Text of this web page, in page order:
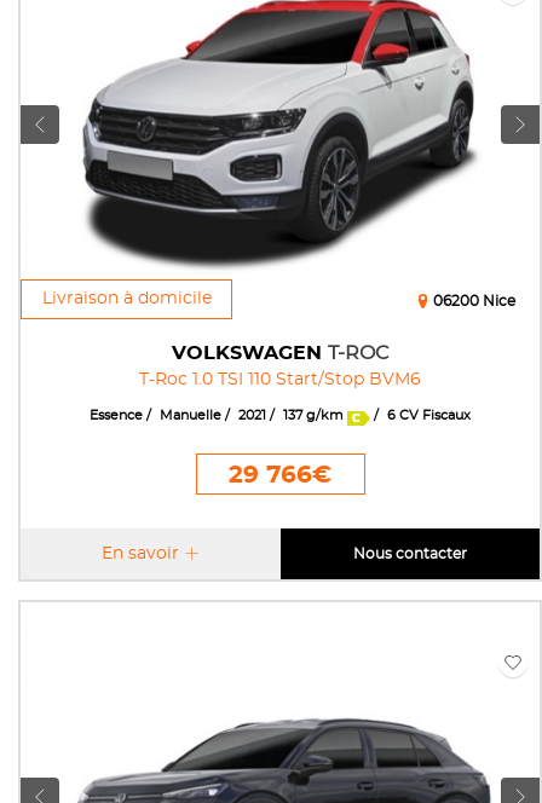
Livraison à domicile
VOLKSWAGEN T-ROC
T-Roc 1.0 TSI 110 Start/Stop BVM6
06200 Nice
Essence Manuelle 2021 137 g/km 6 CV Fiscaux
29 766€
En savoir Nous contacter